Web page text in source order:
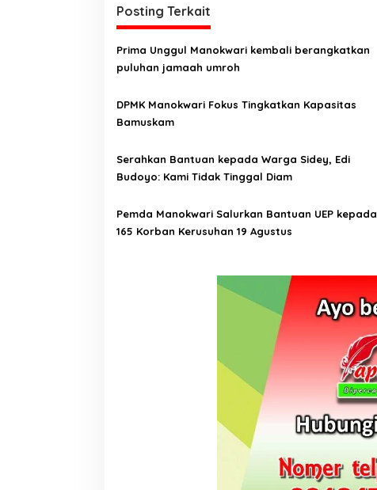
g
a
s
p
o
s
Posting Terkait
Prima Unggul Manokwari kembali berangkatkan
puluhan jamaah umroh
DPMK Manokwari Fokus Tingkatkan Kapasitas
Bamuskam
Serahkan Bantuan kepada Warga Sidey, Edi
Budoyo: Kami Tidak Tinggal Diam
Pemda Manokwari Salurkan Bantuan UEP kepada
165 Korban Kerusuhan 19 Agustus